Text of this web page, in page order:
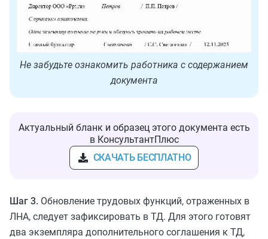
Не забудьте ознакомить работника с содержанием
документа
Актуальный бланк и образец этого документа есть
в КонсультантПлюс
СКАЧАТЬ БЕСПЛАТНО
Шаг 3. Обновление трудовых функций, отраженных в
ЛНА, следует зафиксировать в ТД. Для этого готовят
два экземпляра дополнительного соглашения к ТД,